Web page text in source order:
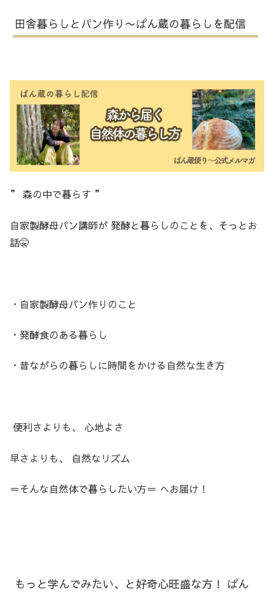
田舎暮らしとパン作り〜ぱん蔵の暮らしを配信
” 森の中で暮らす ”
自家製酵母パン講師が 発酵と暮らしのことを、そっとお
話🤫
・自家製酵母パン作りのこと
・発酵食のある暮らし
・昔ながらの暮らしに時間をかける自然な生き方
便利さよりも、 心地よさ
早さよりも、 自然なリズム
＝そんな自然体で暮らしたい方＝ へお届け！
もっと学んでみたい、と好奇心旺盛な方！ ぱん